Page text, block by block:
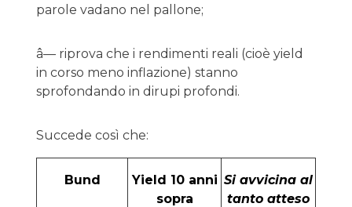
parole vadano nel pallone;
â— riprova che i rendimenti reali (cioè yield
in corso meno inflazione) stanno
sprofondando in dirupi profondi.
Succede così che:
Bund
Yield 10 anni
sopra
Si avvicina al
tanto atteso